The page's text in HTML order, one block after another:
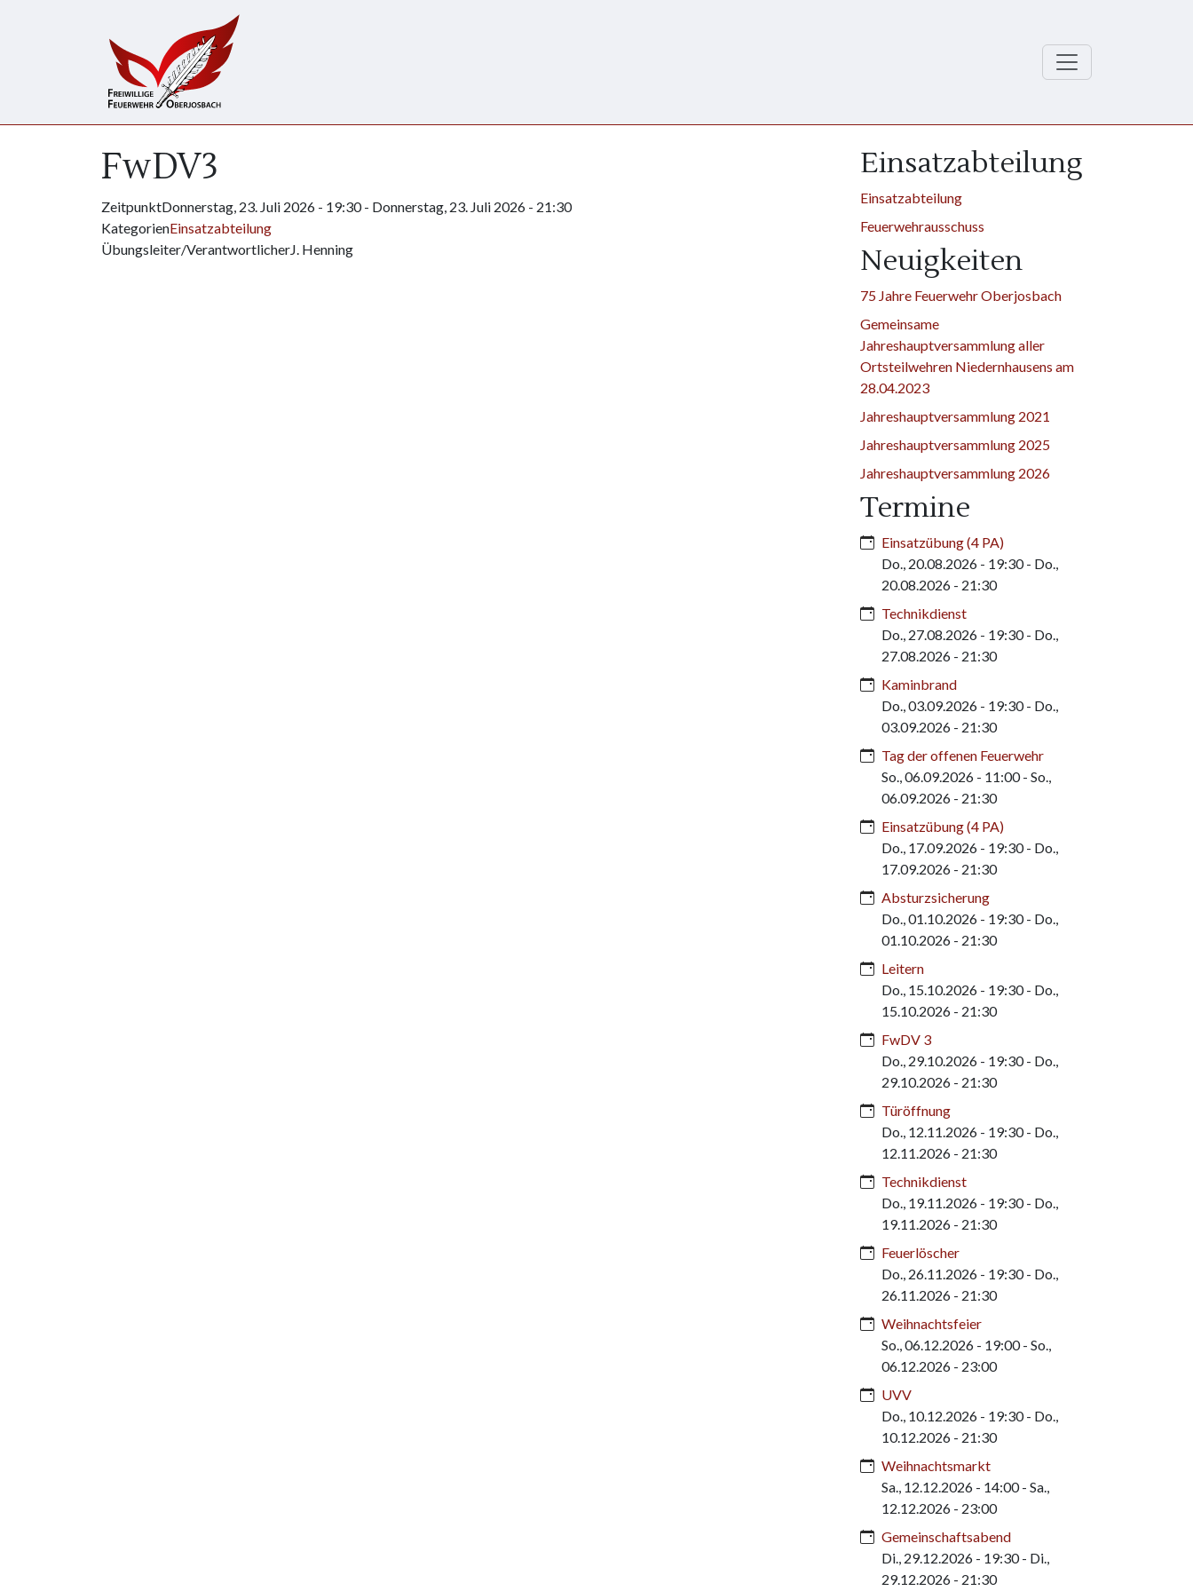
FwDV3
ZeitpunktDonnerstag, 23. Juli 2026 - 19:30- Donnerstag, 23. Juli 2026 - 21:30
KategorienEinsatzabteilung
Übungsleiter/VerantwortlicherJ. Henning
Einsatzabteilung
Einsatzabteilung
Feuerwehrausschuss
Neuigkeiten
75 Jahre Feuerwehr Oberjosbach
Gemeinsame
Jahreshauptversammlung aller
Ortsteilwehren Niedernhausens am
28.04.2023
Jahreshauptversammlung 2021
Jahreshauptversammlung 2025
Jahreshauptversammlung 2026
Termine
Einsatzübung (4 PA)
Do., 20.08.2026 - 19:30- Do.,
20.08.2026 - 21:30
Technikdienst
Do., 27.08.2026 - 19:30- Do.,
27.08.2026 - 21:30
Kaminbrand
Do., 03.09.2026 - 19:30- Do.,
03.09.2026 - 21:30
Tag der offenen Feuerwehr
So., 06.09.2026 - 11:00- So.,
06.09.2026 - 21:30
Einsatzübung (4 PA)
Do., 17.09.2026 - 19:30- Do.,
17.09.2026 - 21:30
Absturzsicherung
Do., 01.10.2026 - 19:30- Do.,
01.10.2026 - 21:30
Leitern
Do., 15.10.2026 - 19:30- Do.,
15.10.2026 - 21:30
FwDV 3
Do., 29.10.2026 - 19:30- Do.,
29.10.2026 - 21:30
Türöffnung
Do., 12.11.2026 - 19:30- Do.,
12.11.2026 - 21:30
Technikdienst
Do., 19.11.2026 - 19:30- Do.,
19.11.2026 - 21:30
Feuerlöscher
Do., 26.11.2026 - 19:30- Do.,
26.11.2026 - 21:30
Weihnachtsfeier
So., 06.12.2026 - 19:00- So.,
06.12.2026 - 23:00
UVV
Do., 10.12.2026 - 19:30- Do.,
10.12.2026 - 21:30
Weihnachtsmarkt
Sa., 12.12.2026 - 14:00- Sa.,
12.12.2026 - 23:00
Gemeinschaftsabend
Di., 29.12.2026 - 19:30- Di.,
29.12.2026 - 21:30